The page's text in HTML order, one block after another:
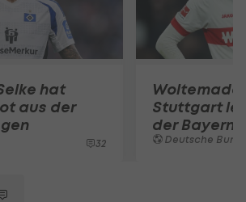
hat
aus der
32
Stuttgart
der Bayern
Deutsche